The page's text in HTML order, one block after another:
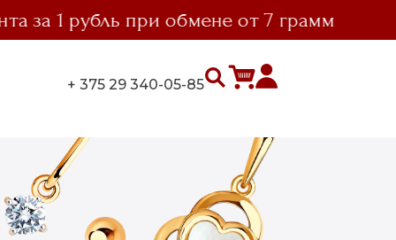
1 рубль при обмене от 7 грамм
+ 375 29 340-05-85